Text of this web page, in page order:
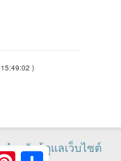
PinterestShare
)
สำหรับผู้ดูแลเว็บไซต์